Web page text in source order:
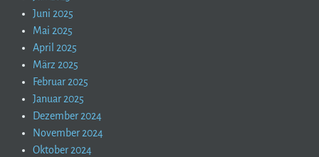
Juni 2025
Mai 2025
April 2025
März 2025
Februar 2025
Januar 2025
Dezember 2024
November 2024
Oktober 2024